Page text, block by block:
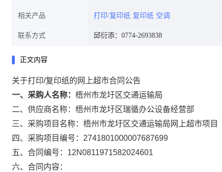
相关产品 打印/复印纸 复印纸 空调
联系方式 邱衍添：0774-2693838
正文内容
关于打印/复印纸的网上超市合同公告
一、采购人名称： 梧州市龙圩区交通运输局
二、供应商名称： 梧州市龙圩区瑞循办公设备经营部
三、采购项目名称： 梧州市龙圩区交通运输局网上超市项目
四、采购项目编号： 2741801000007687699
五、合同编号： 12N0811971582024601
六、合同内容：